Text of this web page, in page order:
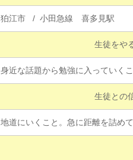
狛江市 / 小田急線 喜多見駅
生徒をや
身近な話題から勉強に入っていく
生徒との
地道にいくこと。急に距離を詰め